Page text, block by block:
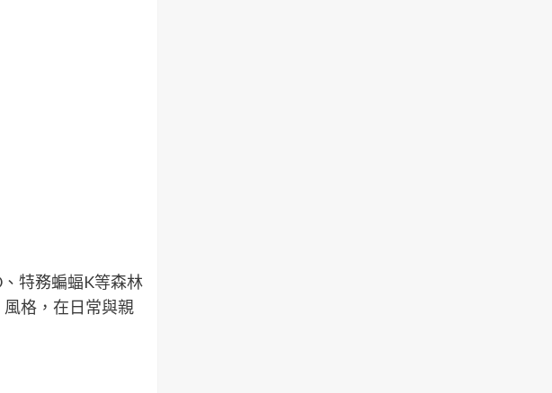
特務蝙蝠K等森林
格，在日常與親